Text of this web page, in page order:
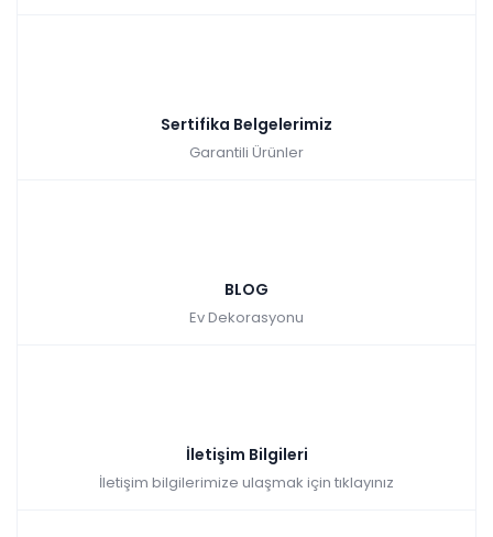
Sertifika Belgelerimiz
Garantili Ürünler
BLOG
Ev Dekorasyonu
İletişim Bilgileri
İletişim bilgilerimize ulaşmak için tıklayınız